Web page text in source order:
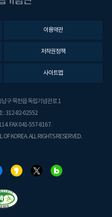
이용약관
저작권정책
사이트맵
구 목천읍 독립기념관로 1
: 312-82-02552
FAX 041-557-8167.
KOREA. ALL RIGHTS RESERVED.